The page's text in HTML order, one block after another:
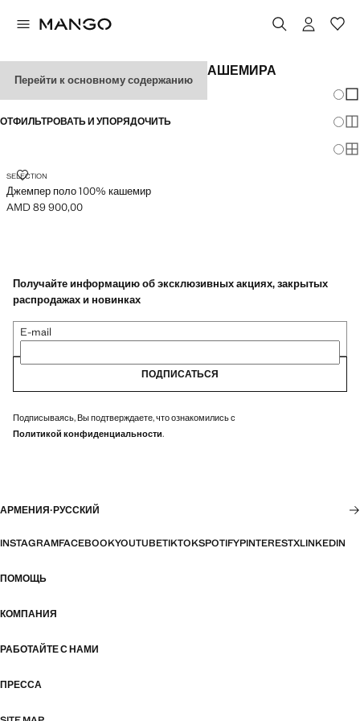
Перейти к основному содержанию
КАРДИГАНЫ И ДЖЕМПЕРЫ ИЗ КАШЕМИРА
ОТФИЛЬТРОВАТЬ И УПОРЯДОЧИТЬ
SELECTION
Джемпер поло 100% кашемир
ДЖЕМПЕР ПОЛО 100% КАШЕМИР
Текущая цена [AMD 89 900,00 ]
AMD 89 900,00
Получайте информацию об эксклюзивных акциях, закрытых
распродажах и новинках
E-mail
ПОДПИСАТЬСЯ
Подписываясь, Вы подтверждаете, что ознакомились с
Политикой конфиденциальности.
АРМЕНИЯ·РУССКИЙ
INSTAGRAMFACEBOOKYOUTUBETIKTOKSPOTIFYPINTERESTXLINKEDIN
ПОМОЩЬ
КОМПАНИЯ
РАБОТАЙТЕ С НАМИ
ПРЕССА